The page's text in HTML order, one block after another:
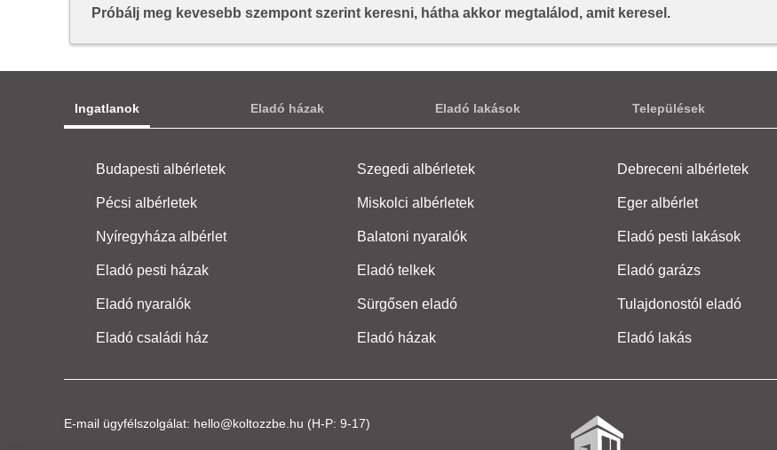
Próbálj meg kevesebb szempont szerint keresni, hátha akkor megtalálod, amit keresel.
Ingatlanok Eladó házak Eladó lakások Települések
Budapesti albérletek Szegedi albérletek Debreceni albérletek
Pécsi albérletek Miskolci albérletek Eger albérlet
Nyíregyháza albérlet Balatoni nyaralók Eladó pesti lakások
Eladó pesti házak Eladó telkek Eladó garázs
Eladó nyaralók Sürgősen eladó Tulajdonostól eladó
Eladó családi ház Eladó házak Eladó lakás
E-mail ügyfélszolgálat: hello@koltozzbe.hu (H-P: 9-17)